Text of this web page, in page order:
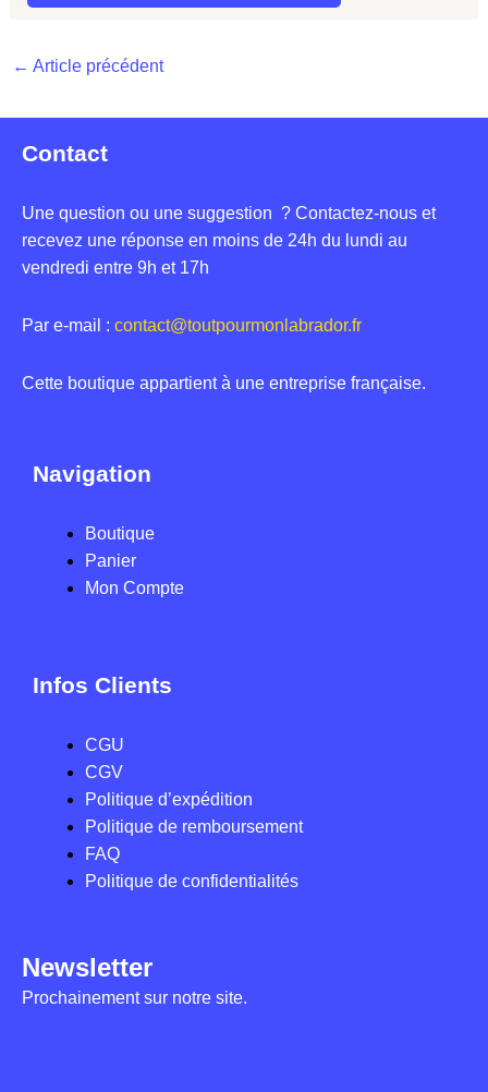
← Article précédent
Contact
Une question ou une suggestion ? Contactez-nous et
recevez une réponse en moins de 24h du lundi au
vendredi entre 9h et 17h
Par e-mail : contact@toutpourmonlabrador.fr
Cette boutique appartient à une entreprise française.
Navigation
Boutique
Panier
Mon Compte
Infos Clients
CGU
CGV
Politique d’expédition
Politique de remboursement
FAQ
Politique de confidentialités
Newsletter
Prochainement sur notre site.